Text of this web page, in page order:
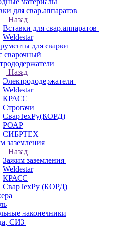
материалы
для свар.аппаратов
Назад
Вставки для свар.аппаратов
Weldestar
для сварки
сварочный
Назад
Электрододержатели
Weldestar
КРАСС
Строгачи
СварТехРу(КОРД)
РОАР
СИБРТЕХ
заземления
Назад
Зажим заземления
Weldestar
КРАСС
СварТехРу (КОРД)
наконечники
СИЗ